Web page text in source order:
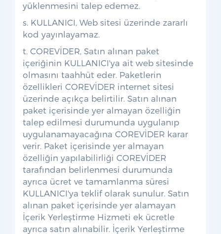
yüklenmesini talep edemez.
s. KULLANICI, Web sitesi üzerinde zararlı
kod yayınlayamaz.
t. COREVİDER, Satın alınan paket
içeriğinin KULLANICI'ya ait web sitesinde
olmasını taahhüt eder. Paketlerin
özellikleri COREVİDER internet sitesi
üzerinde açıkça belirtilir. Satın alınan
paket içerisinde yer almayan özelliğin
talep edilmesi durumunda uygulanıp
uygulanamayacağına COREVİDER karar
verir. Paket içerisinde yer almayan
özelliğin yapılabilirliği COREVİDER
tarafından belirlenmesi durumunda
ayrıca ücret ve tamamlanma süresi
KULLANICI'ya teklif olarak sunulur. Satın
alınan paket içerisinde yer alamayan
İçerik Yerleştirme Hizmeti ek ücretle
ayrıca satın alınabilir. İçerik Yerleştirme